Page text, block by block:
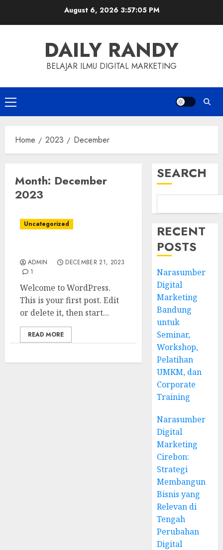
August 6, 2026 3:57:05 PM
DAILY RANDY
BELAJAR ILMU DIGITAL MARKETING
Primary
Menu
Home 2023 December
Month: December
2023
Uncategorized
ADMIN
DECEMBER 21, 2023
1
Welcome to WordPress.
This is your first post. Edit
or delete it, then start...
READ MORE
SEARCH
RECENT
POSTS
Narasumber
Digital
Marketing
Bandung
untuk
Seminar,
Workshop,
Pelatihan
UMKM, dan
Corporate
Training
Narasumber
Digital
Marketing
Cirebon:
Strategi
Membangun
Bisnis yang
Relevan di
Tengah
Perubahan
Digital